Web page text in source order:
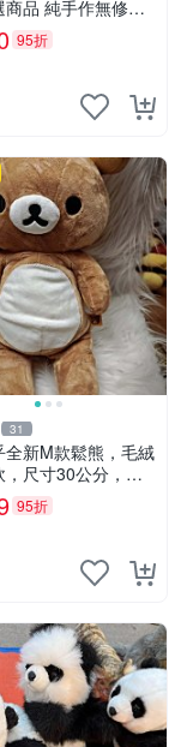
商品 純手作無修圖
差熊 Momo熊 標牌
95折
31
全新M款鬆熊，毛絨
，尺寸30公分，做
愛，適合收藏或贈送
使用痕跡，手感依
鬆熊 嬰熊 毛玩偶
95折